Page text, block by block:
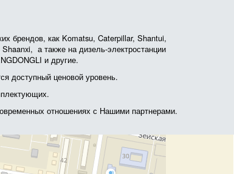
брендов, как Komatsu, Caterpillar, Shantui,
а также на дизель-электростанции
и другие.
доступный ценовой уровень.
отношениях с Нашими партнерами.